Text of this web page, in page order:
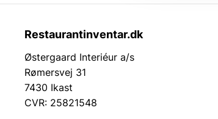
Restaurantinventar.dk
Østergaard Interiéur a/s
Rømersvej 31
7430 Ikast
CVR: 25821548